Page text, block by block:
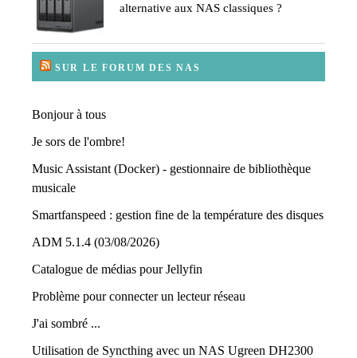
alternative aux NAS classiques ?
SUR LE FORUM DES NAS
Bonjour à tous
Je sors de l'ombre!
Music Assistant (Docker) - gestionnaire de bibliothèque
musicale
Smartfanspeed : gestion fine de la température des disques
ADM 5.1.4 (03/08/2026)
Catalogue de médias pour Jellyfin
Problème pour connecter un lecteur réseau
J'ai sombré ...
Utilisation de Syncthing avec un NAS Ugreen DH2300